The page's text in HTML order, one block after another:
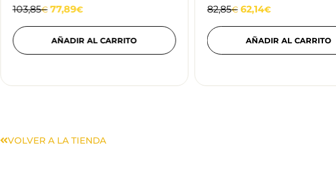
103,85€ 77,89€
AÑADIR AL CARRITO
82,85€ 62,14€
AÑADIR AL CARRITO
VOLVER A LA TIENDA